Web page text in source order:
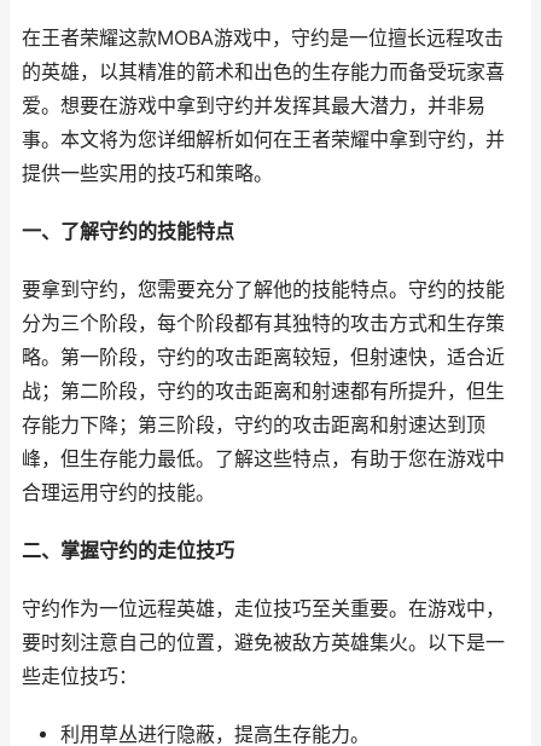
在王者荣耀这款MOBA游戏中，守约是一位擅长远程攻击
的英雄，以其精准的箭术和出色的生存能力而备受玩家喜
爱。想要在游戏中拿到守约并发挥其最大潜力，并非易
事。本文将为您详细解析如何在王者荣耀中拿到守约，并
提供一些实用的技巧和策略。
一、了解守约的技能特点
要拿到守约，您需要充分了解他的技能特点。守约的技能
分为三个阶段，每个阶段都有其独特的攻击方式和生存策
略。第一阶段，守约的攻击距离较短，但射速快，适合近
战；第二阶段，守约的攻击距离和射速都有所提升，但生
存能力下降；第三阶段，守约的攻击距离和射速达到顶
峰，但生存能力最低。了解这些特点，有助于您在游戏中
合理运用守约的技能。
二、掌握守约的走位技巧
守约作为一位远程英雄，走位技巧至关重要。在游戏中，
要时刻注意自己的位置，避免被敌方英雄集火。以下是一
些走位技巧：
利用草丛进行隐蔽，提高生存能力。